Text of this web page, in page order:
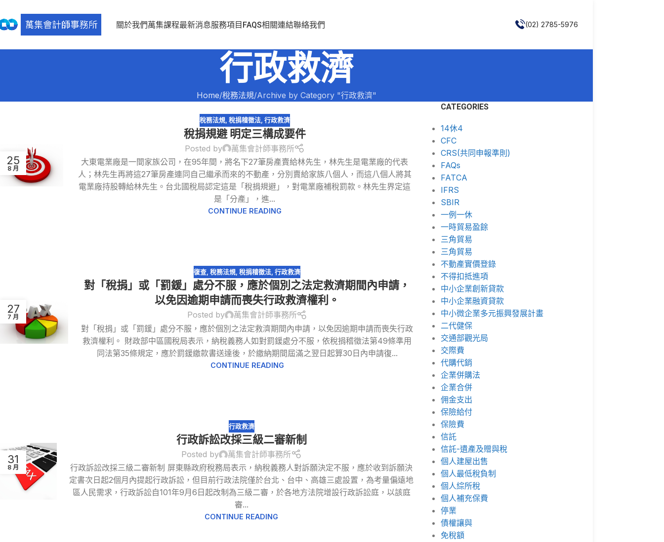
關於我們萬集課程最新消息服務項目 FAQS相關連結聯絡我們 (02) 2785-5976
行政救濟
Home 稅務法規 Archive by Category "行政救濟"
25
8 月
稅務法規, 稅捐稽徵法, 行政救濟
稅捐規避 明定三構成要件
Posted by
萬集會計師事務所
大東電業廠是一間家族公司，在95年間，將名下27筆房產賣給林先生，林先生是電業廠的代表
人；林先生再將這27筆房產連同自己繼承而來的不動產，分別賣給家族八個人，而這八個人將其
電業廠持股轉給林先生。台北國稅局認定這是「稅捐規避」，對電業廠補稅罰款。林先生界定這
是「分產」，進...
CONTINUE READING
27
7 月
復查 ,稅務法規 ,稅捐稽徵法 ,行政救濟
對「稅捐」或「罰鍰」處分不服，應於個別之法定救濟期間內申請，
以免因逾期申請而喪失行政救濟權利。
Posted by
萬集會計師事務所
對「稅捐」或「罰鍰」處分不服，應於個別之法定救濟期間內申請，以免因逾期申請而喪失行政
救濟權利。 財政部中區國稅局表示，納稅義務人如對罰鍰處分不服，依稅捐稽徵法第49條準用
同法第35條規定，應於罰鍰繳款書送達後，於繳納期間屆滿之翌日起算30日內申請復...
CONTINUE READING
31
8 月
行政救濟
行政訴訟改採三級二審新制
Posted by
萬集會計師事務所
行政訴訟改採三級二審新制 屏東縣政府稅務局表示，納稅義務人對訴願決定不服，應於收到訴願決
定書次日起2個月內提起行政訴訟，但目前行政法院僅於台北、台中、高雄三處設置，為考量偏遠地
區人民需求，行政訴訟自101年9月6日起改制為三級二審，於各地方法院增設行政訴訟庭，以該庭
審...
CONTINUE READING
CATEGORIES
14休4
CFC
CRS(共同申報準則)
FAQs
FATCA
IFRS
SBIR
一例一休
一時貿易盈餘
三角貿易
三角貿易
不動產實價登錄
不得扣抵進項
中小企業創新貸款
中小企業融資貸款
中小微企業多元振興發展計畫
二代健保
交通部觀光局
交際費
代購代銷
企業併購法
企業合併
佣金支出
保險給付
保險費
信託
信託-遺產及贈與稅
個人建屋出售
個人最低稅負制
個人綜所稅
個人補充保費
停業
債權讓與
免稅額